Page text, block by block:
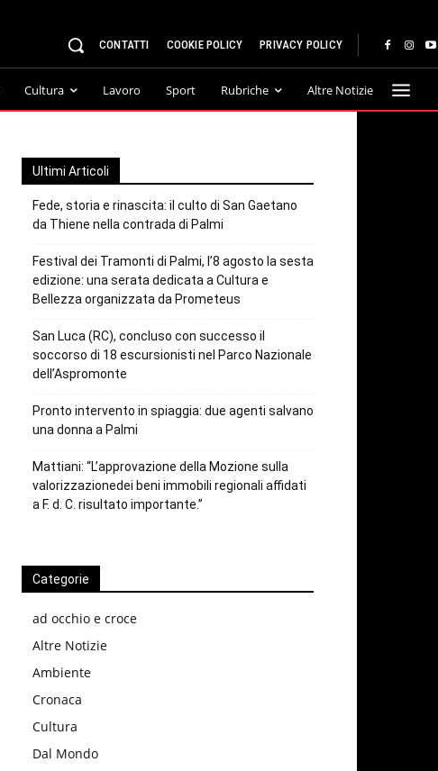
CONTATTI COOKIE POLICY PRIVACY POLICY
Cultura Lavoro Sport Rubriche Altre Notizie
Ultimi Articoli
Fede, storia e rinascita: il culto di San Gaetano
da Thiene nella contrada di Palmi
Festival dei Tramonti di Palmi, l’8 agosto la sesta
edizione: una serata dedicata a Cultura e
Bellezza organizzata da Prometeus
San Luca (RC), concluso con successo il
soccorso di 18 escursionisti nel Parco Nazionale
dell’Aspromonte
Pronto intervento in spiaggia: due agenti salvano
una donna a Palmi
Mattiani: “L’approvazione della Mozione sulla
valorizzazionedei beni immobili regionali affidati
a F. d. C. risultato importante.”
Categorie
ad occhio e croce
Altre Notizie
Ambiente
Cronaca
Cultura
Dal Mondo